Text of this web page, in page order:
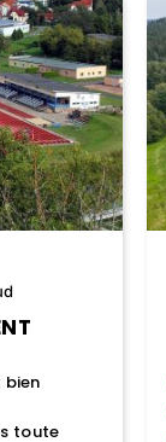
toute